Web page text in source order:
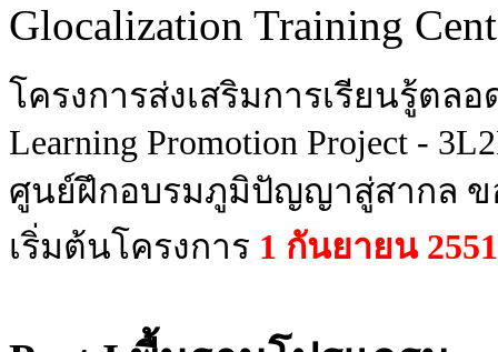
Glocalization Training
โครงการส่งเสริมการเรียนรู้ตล
Learning Promotion Project -
ศูนย์ฝึกอบรมภูมิปัญญาสู่สากล ข
เริ่มต้นโครงการ 1 กันยายน 2551